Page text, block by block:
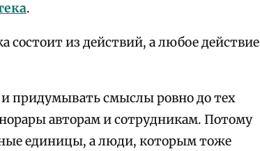
.
из действий, а любое действие
придумывать смыслы ровно до тех
авторам и сотрудникам. Потому
единицы, а люди, которым тоже